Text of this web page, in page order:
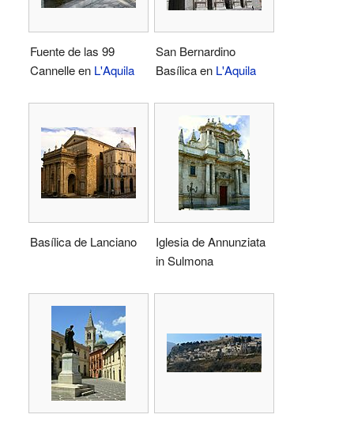
Fuente de las 99
Cannelle en L'Aquila
San Bernardino
Basílica en L'Aquila
Basílica de Lanciano
Iglesia de Annunziata
in Sulmona